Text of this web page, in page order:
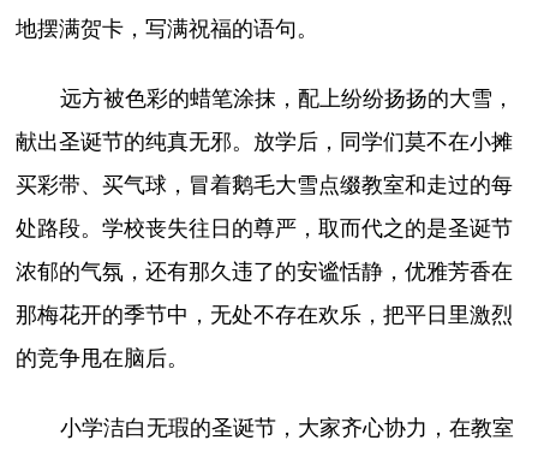
地摆满贺卡，写满祝福的语句。
远方被色彩的蜡笔涂抹，配上纷纷扬扬的大雪，
献出圣诞节的纯真无邪。放学后，同学们莫不在小摊
买彩带、买气球，冒着鹅毛大雪点缀教室和走过的每
处路段。学校丧失往日的尊严，取而代之的是圣诞节
浓郁的气氛，还有那久违了的安谧恬静，优雅芳香在
那梅花开的季节中，无处不存在欢乐，把平日里激烈
的竞争甩在脑后。
小学洁白无瑕的圣诞节，大家齐心协力，在教室